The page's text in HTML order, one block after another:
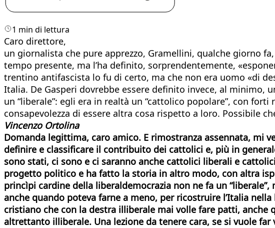
1 min di lettura
Caro direttore,
un giornalista che pure apprezzo, Gramellini, qualche giorno
tempo presente, ma l’ha definito, sorprendentemente,
trentino antifascista lo fu di certo, ma che non era uomo «di
Italia. De Gasperi dovrebbe essere definito invece, al minimo,
un “liberale”: egli era in realtà un “cattolico popolare”, con
consapevolezza di essere altra cosa rispetto a loro. Possibile
Vincenzo Ortolina
Domanda legittima, caro amico. E rimostranza assennata, mi
definire e classificare il contribuito dei cattolici e, più in
sono stati, ci sono e ci saranno anche cattolici liberali e
progetto politico e ha fatto la storia in altro modo, con altra
princìpi cardine della liberaldemocrazia non ne fa un
anche quando poteva farne a meno, per ricostruire l’Italia
cristiano che con la destra illiberale mai volle fare patti, anche
altrettanto illiberale. Una lezione da tenere cara, se si vuole far